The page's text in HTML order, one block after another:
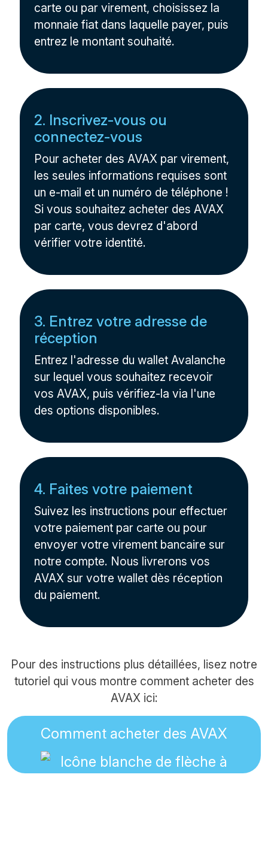
carte ou par virement, choisissez la
monnaie fiat dans laquelle payer, puis
entrez le montant souhaité.
2. Inscrivez-vous ou
connectez-vous
Pour acheter des AVAX par virement,
les seules informations requises sont
un e-mail et un numéro de téléphone !
Si vous souhaitez acheter des AVAX
par carte, vous devrez d'abord
vérifier votre identité.
3. Entrez votre adresse de
réception
Entrez l'adresse du wallet Avalanche
sur lequel vous souhaitez recevoir
vos AVAX, puis vérifiez-la via l'une
des options disponibles.
4. Faites votre paiement
Suivez les instructions pour effectuer
votre paiement par carte ou pour
envoyer votre virement bancaire sur
notre compte. Nous livrerons vos
AVAX sur votre wallet dès réception
du paiement.
Pour des instructions plus détaillées, lisez notre
tutoriel qui vous montre comment acheter des
AVAX ici:
Comment acheter des AVAX